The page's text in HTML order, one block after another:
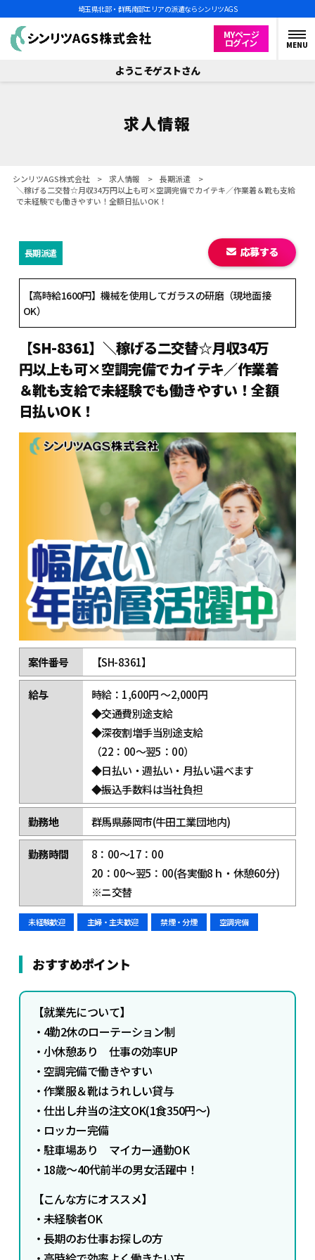
埼玉県北部・群馬南部エリアの派遣ならシンリツAGS
MYページ
ログイン MENU
ようこそゲストさん
求人情報
シンリツAGS株式会社 > 求人情報 > 長期派遣>
＼稼げる二交替☆月収34万円以上も可×空調完備でカイテキ／作業着＆靴も支給
で未経験でも働きやすい！全額日払いOK！
【SH-8361】＼稼げる二交替☆月収34万
円以上も可×空調完備でカイテキ／作業着
＆靴も支給で未経験でも働きやすい！全額
日払いOK！
【高時給1600円】機械を使用してガラスの研磨（現地面接
OK）
長期派遣 応募する
案件番号 【SH-8361】
給与
時給：1,600円 ～2,000円
◆交通費別途支給
◆深夜割増手当別途支給
（22：00～翌5：00）
◆日払い・週払い・月払い選べます
◆振込手数料は当社負担
勤務地 群馬県藤岡市(牛田工業団地内)
勤務時間
8：00～17：00
20：00～翌5：00(各実働8ｈ・休憩60分)
※ニ交替
未経験歓迎 主婦・主夫歓迎 禁煙・分煙 空調完備
おすすめポイント
【就業先について】
・4勤2休のローテーション制
・小休憩あり 仕事の効率UP
・空調完備で働きやすい
・作業服＆靴はうれしい貸与
・仕出し弁当の注文OK(1食350円～)
・ロッカー完備
・駐車場あり マイカー通勤OK
・18歳～40代前半の男女活躍中！
【こんな方にオススメ】
・未経験者OK
・長期のお仕事お探しの方